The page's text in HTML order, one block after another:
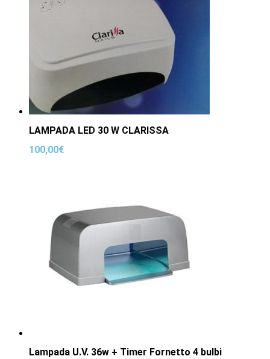
LAMPADA LED 30 W CLARISSA
100,00€
Lampada U.V. 36w + Timer Fornetto 4 bulbi